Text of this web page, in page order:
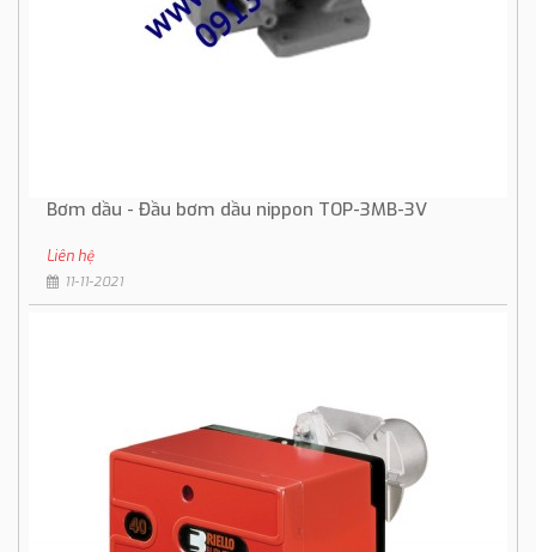
Bơm dầu - Đầu bơm dầu nippon TOP-3MB-3V
Liên hệ
11-11-2021